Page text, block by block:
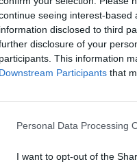
seeing interest-
information disclosed to third
disclosure of your
participants. This information
Downstream Participants that
Personal Data Processing
I want to opt-out of the